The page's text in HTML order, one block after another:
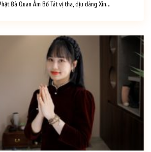
Đà Quan Âm Bồ Tát vị tha, dịu dàng Xin...